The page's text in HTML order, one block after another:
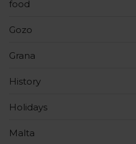
food
Gozo
Grana
History
Holidays
Malta